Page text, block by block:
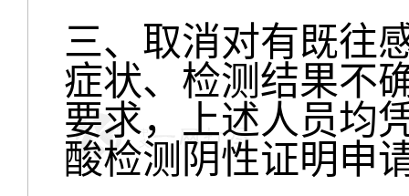
三、取消对有既往
症状、检测结果不
要求， 上述人员均
酸检测阴性证明申